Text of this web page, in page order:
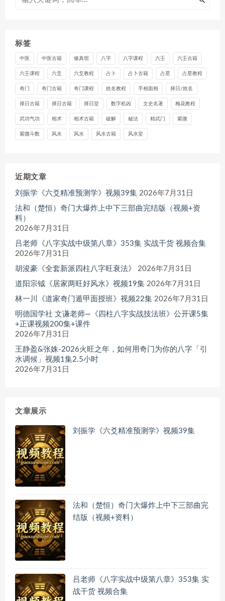
标签
中医 中医古籍 修真馆 八字 八字课程 六壬 六壬古籍
六壬课程 六爻 六爻教程 占卜 占卜古籍 占星 占星教程
奇门 奇门古籍 奇门课程 姓名教程 手相面相 择日/姓名
择日古籍 择日古籍 择日堂 数字机凶 文史名著 梅花教程
武功气功 相术 相术古籍 破解 秘法 精武门 紫微
紫微斗数 风水 风水 风水古籍 风水堂
近期文章
刘振学《六爻精准预测学》视频39集 2026年7月31日
法和（楚恒）奇门大爆炸上中下三部曲完结版（视频+资
料）
2026年7月31日
吕老师《八字实战中级第八章》353集 实战干货 视频合集
2026年7月31日
胡浚豪《全套新派四柱八字旺衰法》
2026年7月31日
道阳宗钺《居家两旺好风水》视频19集 2026年7月31日
林一川《道家奇门遁甲面授班》视频22集 2026年7月31日
明德国学社 文谦老师—《四柱八字实战技法班》公开课5集
+正课视频200集+课件
2026年7月31日
王静盈&张姝-2026火旺之年，如何用奇门为你的八字「引
水调候」视频1集2.5小时
2026年7月31日
文章展示
刘振学《六爻精准预测学》视频39集
法和（楚恒）奇门大爆炸上中下三部曲完
结版（视频+资料）
吕老师《八字实战中级第八章》353集 实
战干货 视频合集